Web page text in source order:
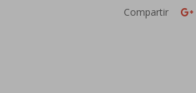
Compartir